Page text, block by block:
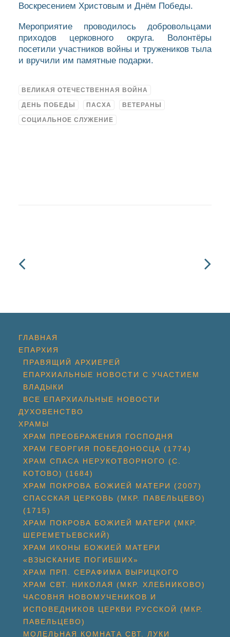
Воскресением Христовым и Днём Победы.
Мероприятие проводилось добровольцами
приходов церковного округа. Волонтёры
посетили участников войны и тружеников тыла
и вручили им памятные подарки.
ВЕЛИКАЯ ОТЕЧЕСТВЕННАЯ ВОЙНА
ДЕНЬ ПОБЕДЫ ПАСХА ВЕТЕРАНЫ
СОЦИАЛЬНОЕ СЛУЖЕНИЕ
ГЛАВНАЯ
ЕПАРХИЯ
ПРАВЯЩИЙ АРХИЕРЕЙ
ЕПАРХИАЛЬНЫЕ НОВОСТИ С УЧАСТИЕМ
ВЛАДЫКИ
ВСЕ ЕПАРХИАЛЬНЫЕ НОВОСТИ
ДУХОВЕНСТВО
ХРАМЫ
ХРАМ ПРЕОБРАЖЕНИЯ ГОСПОДНЯ
ХРАМ ГЕОРГИЯ ПОБЕДОНОСЦА (1774)
ХРАМ СПАСА НЕРУКОТВОРНОГО (С.
КОТОВО) (1684)
ХРАМ ПОКРОВА БОЖИЕЙ МАТЕРИ (2007)
СПАССКАЯ ЦЕРКОВЬ (МКР. ПАВЕЛЬЦЕВО)
(1715)
ХРАМ ПОКРОВА БОЖИЕЙ МАТЕРИ (МКР.
ШЕРЕМЕТЬЕВСКИЙ)
ХРАМ ИКОНЫ БОЖИЕЙ МАТЕРИ
«ВЗЫСКАНИЕ ПОГИБШИХ»
ХРАМ ПРП. СЕРАФИМА ВЫРИЦКОГО
ХРАМ СВТ. НИКОЛАЯ (МКР. ХЛЕБНИКОВО)
ЧАСОВНЯ НОВОМУЧЕНИКОВ И
ИСПОВЕДНИКОВ ЦЕРКВИ РУССКОЙ (МКР.
ПАВЕЛЬЦЕВО)
МОЛЕЛЬНАЯ КОМНАТА СВТ. ЛУКИ